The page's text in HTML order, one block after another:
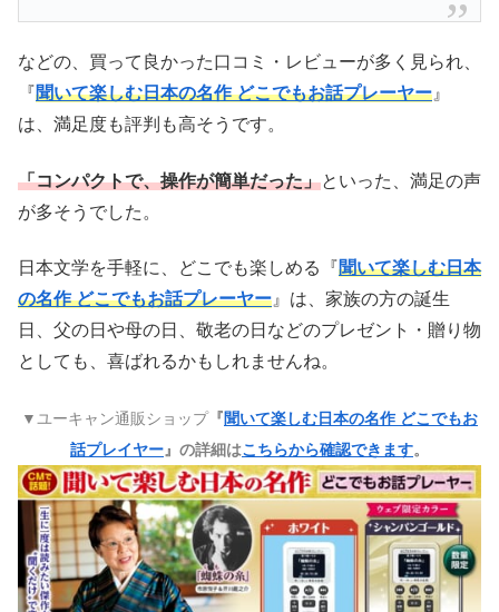
などの、買って良かった口コミ・レビューが多く見られ、
『聞いて楽しむ日本の名作 どこでもお話プレーヤー 』
は、満足度も評判も高そうです。
「コンパクトで、操作が簡単だった」といった、満足の声
が多そうでした。
日本文学を手軽に、どこでも楽しめる『聞いて楽しむ日本
の名作 どこでもお話プレーヤー 』は、家族の方の誕生
日、父の日や母の日、敬老の日などのプレゼント・贈り物
としても、喜ばれるかもしれませんね。
▼ユーキャン通販ショップ『聞いて楽しむ日本の名作 どこでもお
話プレイヤー 』の詳細はこちらから確認できます。